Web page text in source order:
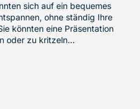
sich auf ein bequemes
ohne ständig Ihre
könnten eine Präsentation
oder zu kritzeln…